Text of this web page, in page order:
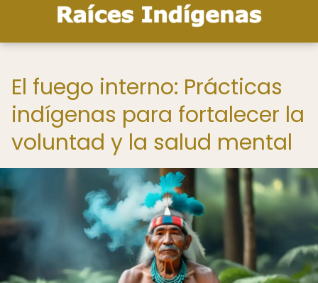
El fuego interno: Prácticas
indígenas para fortalecer la
voluntad y la salud mental